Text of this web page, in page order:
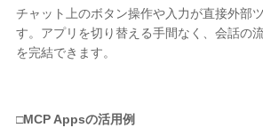
チャット上のボタン操作や入力が直接外部
す。アプリを切り替える手間なく、会話の
を完結できます。
□MCP Appsの活用例